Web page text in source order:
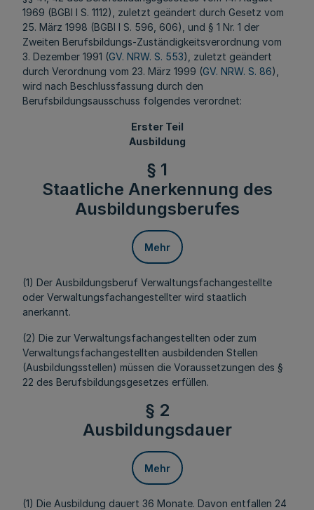
1969 (BGBl I S. 1112), zuletzt geändert durch Gesetz vom
25. März 1998 (BGBl I S. 596, 606), und § 1 Nr. 1 der
Zweiten Berufsbildungs-Zuständigkeitsverordnung vom
3. Dezember 1991 (GV. NRW. S. 553), zuletzt geändert
durch Verordnung vom 23. März 1999 (GV. NRW. S. 86),
wird nach Beschlussfassung durch den
Berufsbildungsausschuss folgendes verordnet:
Erster Teil
Ausbildung
§ 1
Staatliche Anerkennung des
Ausbildungsberufes
Mehr
(1) Der Ausbildungsberuf Verwaltungsfachangestellte
oder Verwaltungsfachangestellter wird staatlich
anerkannt.
(2) Die zur Verwaltungsfachangestellten oder zum
Verwaltungsfachangestellten ausbildenden Stellen
(Ausbildungsstellen) müssen die Voraussetzungen des §
22 des Berufsbildungsgesetzes erfüllen.
§ 2
Ausbildungsdauer
Mehr
(1) Die Ausbildung dauert 36 Monate. Davon entfallen 24